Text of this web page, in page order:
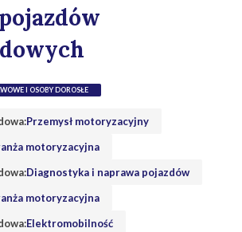
I OSOBY DOROSŁE
Przemysł motoryzacyjny
motoryzacyjna
Diagnostyka i naprawa pojazdów
motoryzacyjna
Elektromobilność